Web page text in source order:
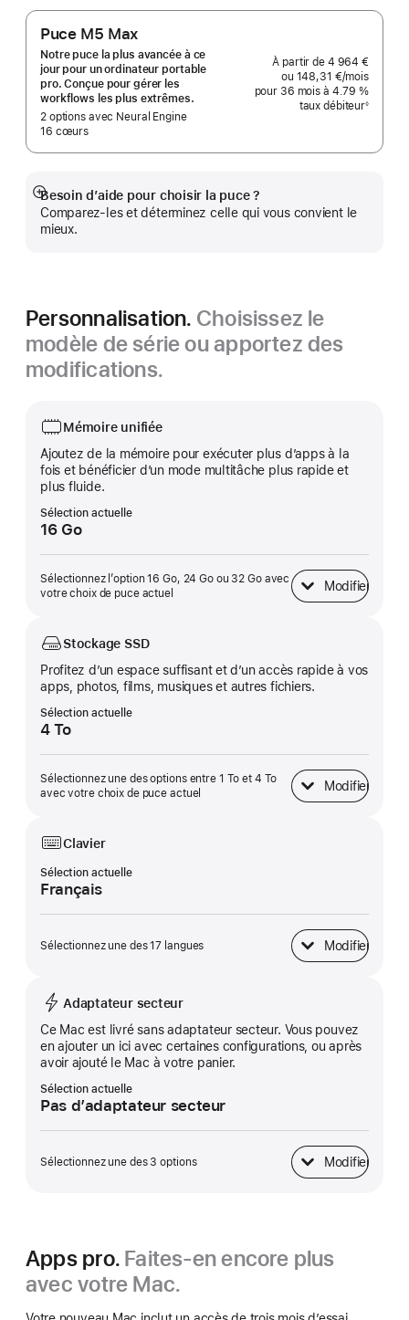
Puce M5 Max
Notre puce la plus avancée à ce
jour pour un ordinateur portable
pro. Conçue pour gérer les
workflows les plus extrêmes.
2 options avec Neural Engine
16 cœurs
À partir de 4 964 €
ou 148,31 €/mois
pour 36 mois
taux débiteur◊
Besoin d’aide pour choisir la puce ?
Comparez-les et déterminez celle qui vous convient le
mieux.
Afficher
plus
Personnalisation. Choisissez le
modèle de série ou apportez des
modifications.
Mémoire unifiée
Ajoutez de la mémoire pour exécuter plus d’apps à la
fois et bénéficier d’un mode multitâche plus rapide et
plus fluide.
Sélection actuelle
16 Go
Sélectionnez l’option 16 Go, 24 Go ou 32 Go avec
votre choix de puce actuel
Modifier
Mémoire unifiée
Stockage SSD
Profitez d’un espace suffisant et d’un accès rapide à vos
apps, photos, films, musiques et autres fichiers.
Sélection actuelle
4 To
Sélectionnez une des options entre 1 To et 4 To
avec votre choix de puce actuel
Modifier
Stockage SSD
Clavier
Sélection actuelle
Français
Sélectionnez une des 17 langues Modifier
Clavier
Adaptateur secteur
Ce Mac est livré sans adaptateur secteur. Vous pouvez
en ajouter un ici avec certaines configurations, ou après
avoir ajouté le Mac à votre panier.
Sélection actuelle
Pas d’adaptateur secteur
Sélectionnez une des 3 options Modifier
Adaptateur secteur
Apps pro. Faites-en encore plus
avec votre Mac.